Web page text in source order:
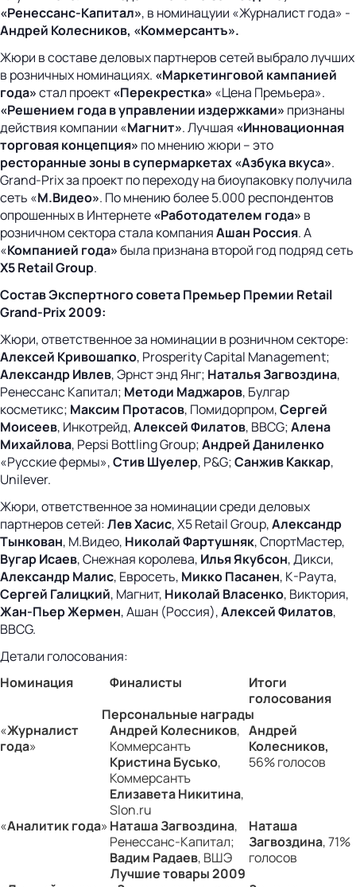
«Ренессанс-Капитал», в номинацуии «Журналист года» -
Андрей Колесников, «Коммерсантъ».
Жюри в составе деловых партнеров сетей выбрало лучших
в розничных номинациях. «Маркетинговой кампанией
года»стал проект«Перекрестка» «Цена Премьера».
«Решением года в управлении издержками» признаны
действия компании «Магнит». Лучшая «Инновационная
торговая концепция» по мнению жюри – это
ресторанные зоны в супермаркетах «Азбука вкуса».
Grand-Prix за проект по переходу на биоупаковку получила
сеть «М.Видео». По мнению более 5.000 респондентов
опрошенных в Интернете«Работодателем года» в
розничном сектора стала компанияАшан Россия. А
«Компанией года»была признана второй год подряд сеть
X5RetailGroup.
Состав Экспертного совета Премьер Премии Retail
Grand-Prix 2009:
Жюри, ответственное за номинации в розничном секторе:
Алексей Кривошапко, Prosperity Capital Management;
Александр Ивлев, Эрнст энд Янг; Наталья Загвоздина,
Ренессанс Капитал; Методи Маджаров, Булгар
косметикс; Макcим Протасов, Помидорпром,Сергей
Моисеев, Инкотрейд,Алексей Филатов, BBCG;Алена
Михайлова, Pepsi Bottling Group;Андрей Даниленко
«Русские фермы»,Стив Шуелер, P&G;Санжив Каккар,
Unilever.
Жюри, ответственное за номинации среди деловых
партнеров сетей:Лев Хасис, X5 Retail Group,Александр
Тынкован, М.Видео, Николай Фартушняк, СпортМастер,
Вугар Исаев, Снежная королева, Илья Якубсон, Дикси,
Александр Малис, Евросеть, Микко Пасанен, К-Раута,
Сергей Галицкий, Магнит, Николай Власенко, Виктория,
Жан-Пьер Жермен, Ашан (Россия),Алексей Филатов,
BBCG.
Детали голосования:
Номинация
Финалисты
Итоги
голосования
Персональные награды
«Журналист
года»
Андрей Колесников,
Коммерсантъ
Кристина Бусько,
Коммерсантъ
Елизавета Никитина,
Slon.ru
Андрей
Колесников,
56% голосов
«Аналитик года» Наташа Загвоздина,
Ренессанс-Капитал;
Вадим Радаев, ВШЭ
Наташа
Загвоздина, 71%
голосов
Лучшие товары 2009